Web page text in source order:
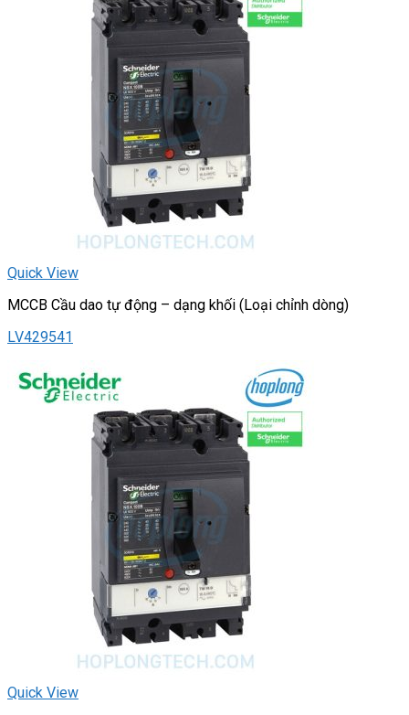
Quick View
MCCB Cầu dao tự động – dạng khối (Loại chỉnh dòng)
LV429541
Quick View